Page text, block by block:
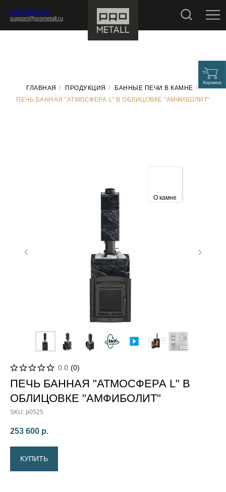
8 800 707 30 96
support@prometall.ru
ГЛАВНАЯ / ПРОДУКЦИЯ / БАННЫЕ ПЕЧИ В КАМНЕ /
ПЕЧЬ БАННАЯ "АТМОСФЕРА L" В ОБЛИЦОВКЕ "АМФИБОЛИТ"
О камне
0.0 (0)
ПЕЧЬ БАННАЯ "АТМОСФЕРА L" В
ОБЛИЦОВКЕ "АМФИБОЛИТ"
SKU: p0525
253 600 р.
КУПИТЬ